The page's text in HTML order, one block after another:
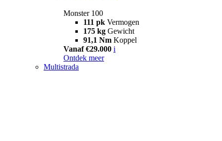
Monster 100
111 pk Vermogen
175 kg Gewicht
91,1 Nm Koppel
Vanaf €29.000 i
Ontdek meer
Multistrada